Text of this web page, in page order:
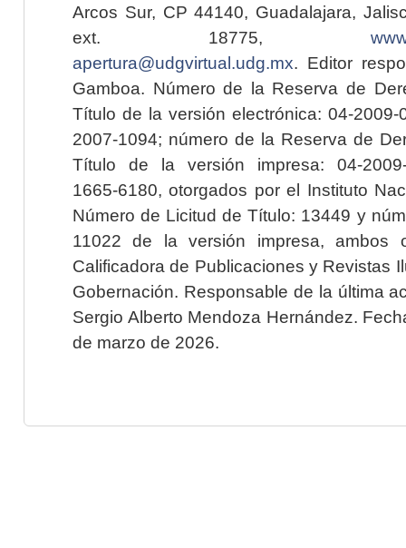
Arcos Sur, CP 44140, Guadalajara,
ext. 18775,
apertura@udgvirtual.udg.mx. Editor
Gamboa. Número de la Reserva de
Título de la versión electrónica: 04-2009-
2007-1094; número de la Reserva de
Título de la versión impresa: 04-2009-
1665-6180, otorgados por el Instituto
Número de Licitud de Título: 13449 y
11022 de la versión impresa, ambos
Calificadora de Publicaciones y Revistas
Gobernación. Responsable de la última
Sergio Alberto Mendoza Hernández.
de marzo de 2026.